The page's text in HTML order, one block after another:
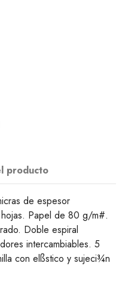
producto
de espesor
Papel de 80 g/m#.
Doble espiral
intercambiables. 5
con elßstico y sujeci¾n